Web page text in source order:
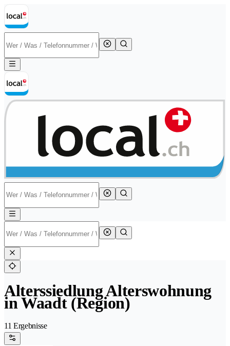
Alterssiedlung Alterswohnung
in Waadt (Region)
11 Ergebnisse